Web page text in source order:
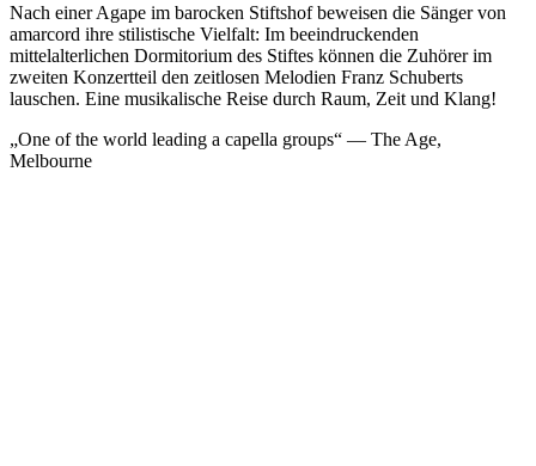
Nach einer Agape im barocken Stiftshof beweisen die Sänger von
amarcord ihre stilistische Vielfalt: Im beeindruckenden
mittelalterlichen Dormitorium des Stiftes können die Zuhörer im
zweiten Konzertteil den zeitlosen Melodien Franz Schuberts
lauschen. Eine musikalische Reise durch Raum, Zeit und Klang!
„One of the world leading a capella groups“ — The Age,
Melbourne